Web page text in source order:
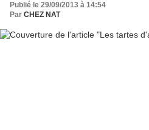
Publié le 29/09/2013 à 14:54
Par CHEZ NAT